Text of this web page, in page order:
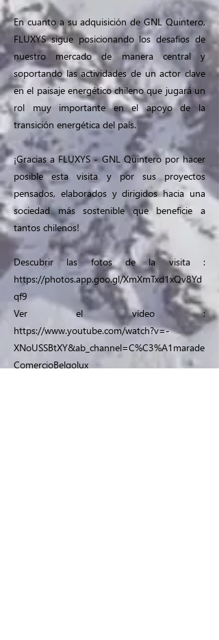
En cuanto a su adquisición de GNL Quintero,
FLUXYS sigue posicionando los desafíos de
nuestro mercado de manera central y
soportando las actividades de un actor clave
en el paisaje energético chileno que jugará un
rol muy importante en el apoyo de la
transición energética del país.
¡Gracias a FLUXYS - GNL Quintero por hacer
posible esta visita y por sus proyectos
pensados, elaborados y dirigidos hacia una
sociedad más sostenible que beneficie a
tantos chilenos!
Descubrir las fotos de la visita :
https://photos.app.goo.gl/XmXmTxd1xQv8Yd
qf9
Ver el vídeo :
https://www.youtube.com/watch?v=-
XNoUSSBtXY&ab_channel=C%C3%A1marade
ComercioBelgolux